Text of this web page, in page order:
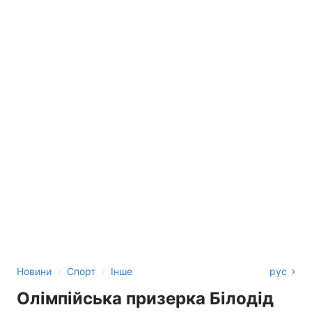
Новини › Спорт › Інше рус
Олімпійська призерка Білодід